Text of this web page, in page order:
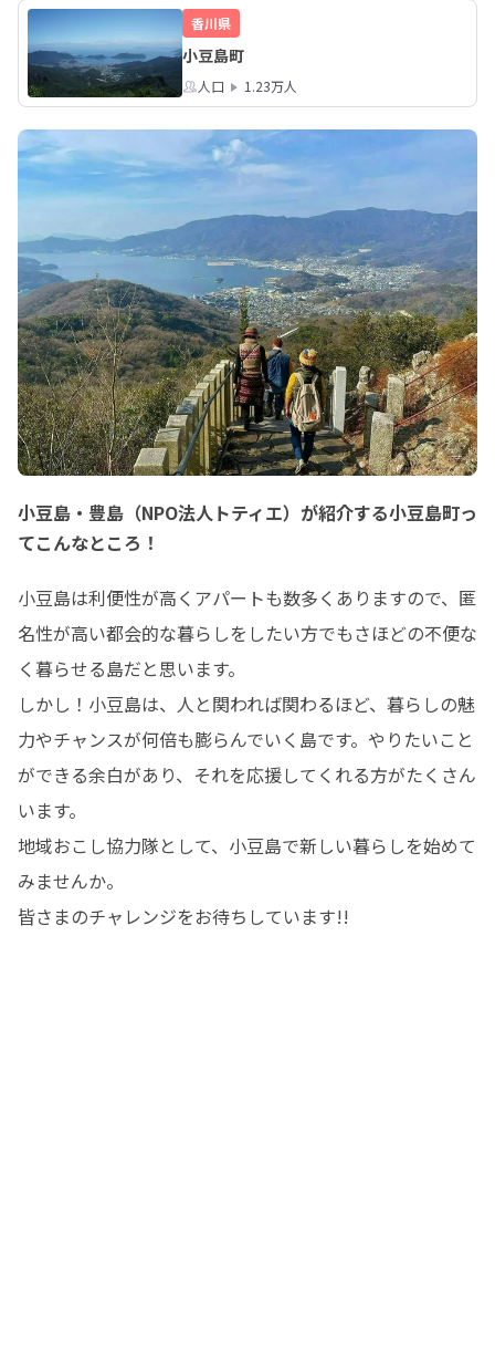
す！
香川県
小豆島町
人口 1.23万人
小豆島・豊島（NPO法人トティエ）が紹介する小豆島町っ
てこんなところ！
小豆島は利便性が高くアパートも数多くありますので、匿
名性が高い都会的な暮らしをしたい方でもさほどの不便な
く暮らせる島だと思います。
しかし！小豆島は、人と関われば関わるほど、暮らしの魅
力やチャンスが何倍も膨らんでいく島です。やりたいこと
ができる余白があり、それを応援してくれる方がたくさん
います。
地域おこし協力隊として、小豆島で新しい暮らしを始めて
みませんか。
皆さまのチャレンジをお待ちしています!!